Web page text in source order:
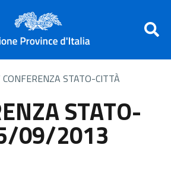
CONFERENZA STATO-CITTÀ
STATO-
09/2013